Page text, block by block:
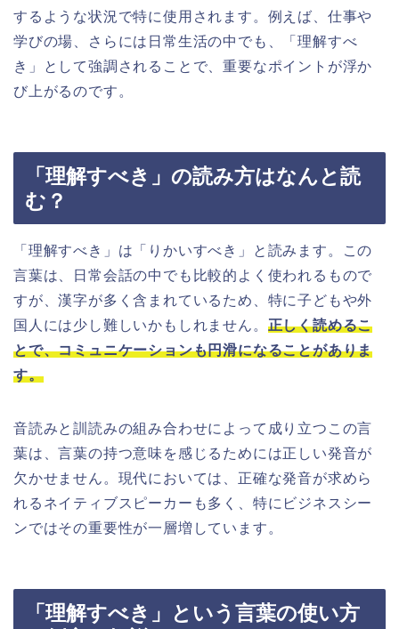
するような状況で特に使用されます。例えば、仕事や
学びの場、さらには日常生活の中でも、「理解すべ
き」として強調されることで、重要なポイントが浮か
び上がるのです。
「理解すべき」の読み方はなんと読
む？
「理解すべき」は「りかいすべき」と読みます。この
言葉は、日常会話の中でも比較的よく使われるもので
すが、漢字が多く含まれているため、特に子どもや外
国人には少し難しいかもしれません。 正しく読めるこ
とで、コミュニケーションも円滑になることがありま
す。
音読みと訓読みの組み合わせによって成り立つこの言
葉は、言葉の持つ意味を感じるためには正しい発音が
欠かせません。現代においては、正確な発音が求めら
れるネイティブスピーカーも多く、特にビジネスシー
ンではその重要性が一層増しています。
「理解すべき」という言葉の使い方